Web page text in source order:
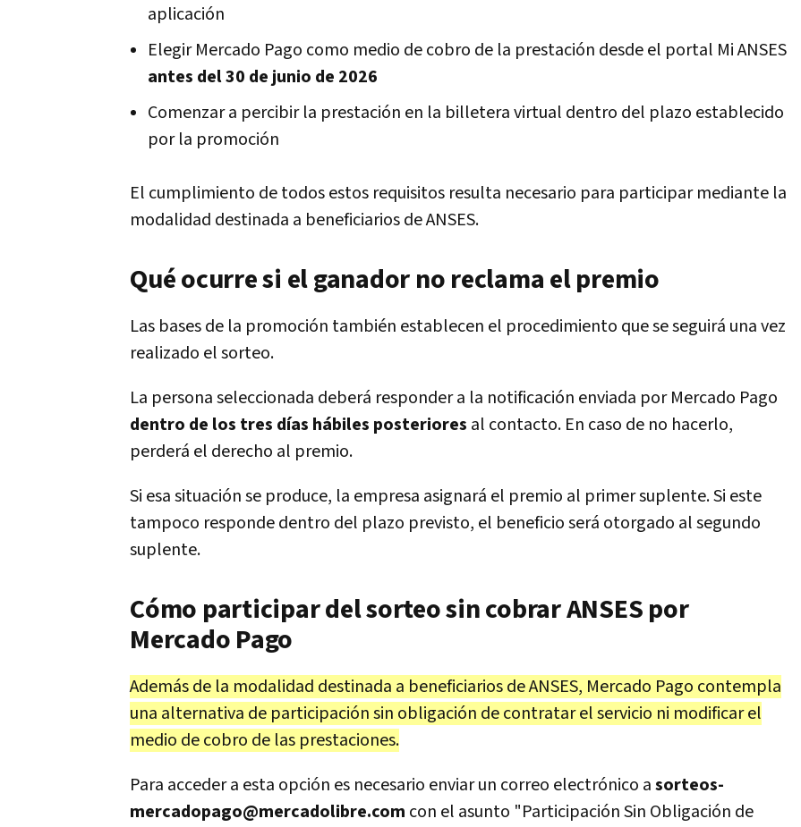
aplicación
Elegir Mercado Pago como medio de cobro de la prestación desde el portal Mi ANSES
antes del 30 de junio de 2026
Comenzar a percibir la prestación en la billetera virtual dentro del plazo establecido
por la promoción
El cumplimiento de todos estos requisitos resulta necesario para participar mediante la
modalidad destinada a beneficiarios de ANSES.
Qué ocurre si el ganador no reclama el premio
Las bases de la promoción también establecen el procedimiento que se seguirá una vez
realizado el sorteo.
La persona seleccionada deberá responder a la notificación enviada por Mercado Pago
dentro de los tres días hábiles posteriores al contacto. En caso de no hacerlo,
perderá el derecho al premio.
Si esa situación se produce, la empresa asignará el premio al primer suplente. Si este
tampoco responde dentro del plazo previsto, el beneficio será otorgado al segundo
suplente.
Cómo participar del sorteo sin cobrar ANSES por
Mercado Pago
Además de la modalidad destinada a beneficiarios de ANSES, Mercado Pago contempla
una alternativa de participación sin obligación de contratar el servicio ni modificar el
medio de cobro de las prestaciones.
Para acceder a esta opción es necesario enviar un correo electrónico asorteos-
mercadopago@mercadolibre.com con el asunto "Participación Sin Obligación de